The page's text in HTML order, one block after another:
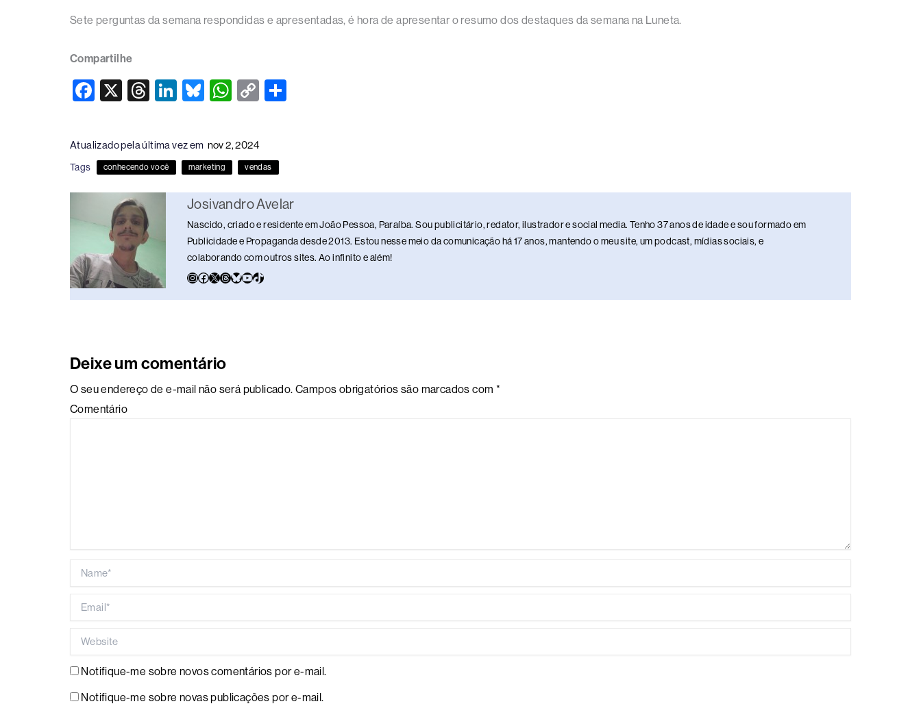
Sete perguntas da semana respondidas e apresentadas, é hora de apresentar o resumo dos destaques da semana na Luneta.
Compartilhe
F
e
b
o
o
X
T
a
d
s
Li
e
dI
n
Bl
sk
y
W
s
A
p
p
C
y
Li
n
k
Atualizado pela última vez em nov 2, 2024
Tags conhecendo você marketing vendas
Josivandro Avelar
Nascido, criado e residente em João Pessoa, Paraíba. Sou publicitário, redator, ilustrador e social media. Tenho 37 anos de idade e sou formado em
Publicidade e Propaganda desde 2013. Estou nesse meio da comunicação há 17 anos, mantendo o meu site, um podcast, mídias sociais, e
colaborando com outros sites. Ao infinito e além!
Deixe um comentário
O seu endereço de e-mail não será publicado. Campos obrigatórios são marcados com *
Comentário
Notifique-me sobre novos comentários por e-mail.
Notifique-me sobre novas publicações por e-mail.